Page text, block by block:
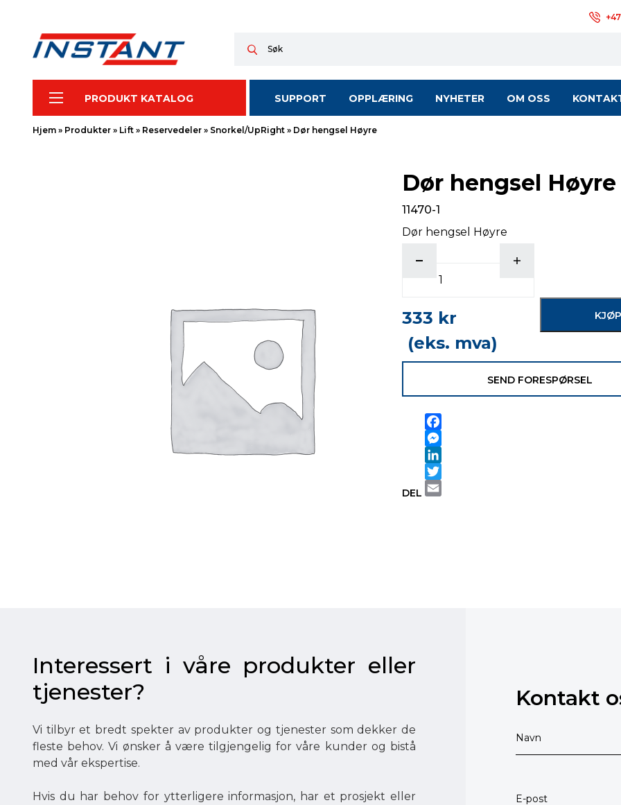
PRODUKT KATALOG SUPPORT OPPLÆRING NYHETER OM OSS
Hjem » Produkter » Lift » Reservedeler » Snorkel/UpRight » Dør hengsel Høyre
Dør hengsel Høyre
11470-1
Dør hengsel Høyre
333 kr
(eks. mva)
SEND FORESPØRSEL
DEL
Facebook
Messenger
LinkedIn
Twitter
Email
Interessert i våre produkter eller
tjenester?
Vi tilbyr et bredt spekter av produkter og tjenester som dekker de
fleste behov. Vi ønsker å være tilgjengelig for våre kunder og bistå
med vår ekspertise.
Hvis du har behov for ytterligere informasjon, har et prosjekt eller
Kontakt